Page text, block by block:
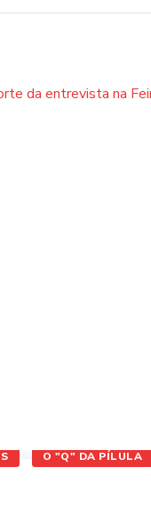
O "Q" DA PÍLULA